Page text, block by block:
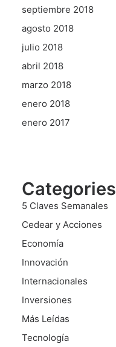
septiembre 2018
agosto 2018
julio 2018
abril 2018
marzo 2018
enero 2018
enero 2017
Categories
5 Claves Semanales
Cedear y Acciones
Economía
Innovación
Internacionales
Inversiones
Más Leídas
Tecnología